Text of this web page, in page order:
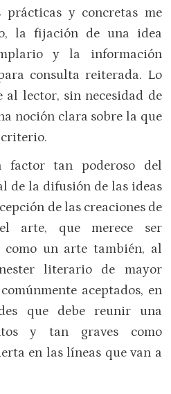
prácticas y concretas me
la fijación de una idea
y la información
consulta reiterada. Lo
al lector, sin necesidad de
noción clara sobre la que
criterio.
factor tan poderoso del
de la difusión de las ideas
de las creaciones de
arte, que merece ser
como un arte también, al
literario de mayor
aceptados, en
que debe reunir una
y tan graves como
en las líneas que van a